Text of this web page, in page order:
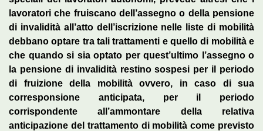
lavoratori che fruiscano dell’assegno o della pensione
di invalidità all’atto dell’iscrizione nelle liste di mobilità
debbano optare tra tali trattamenti e quello di mobilità e
che quando si sia optato per quest’ultimo l’assegno o
la pensione di invalidità restino sospesi per il periodo
di fruizione della mobilità ovvero, in caso di sua
corresponsione anticipata, per il periodo
corrispondente all’ammontare della relativa
anticipazione del trattamento di mobilità come previsto